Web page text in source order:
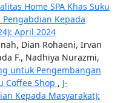
Home SPA Khas Suku
Pengabdian Kepada
April 2024
Dian Rohaeni, Irvan
F., Nadhiya Nurazmi,
untuk Pengembangan
Coffee Shop , J-
Kepada Masyarakat):